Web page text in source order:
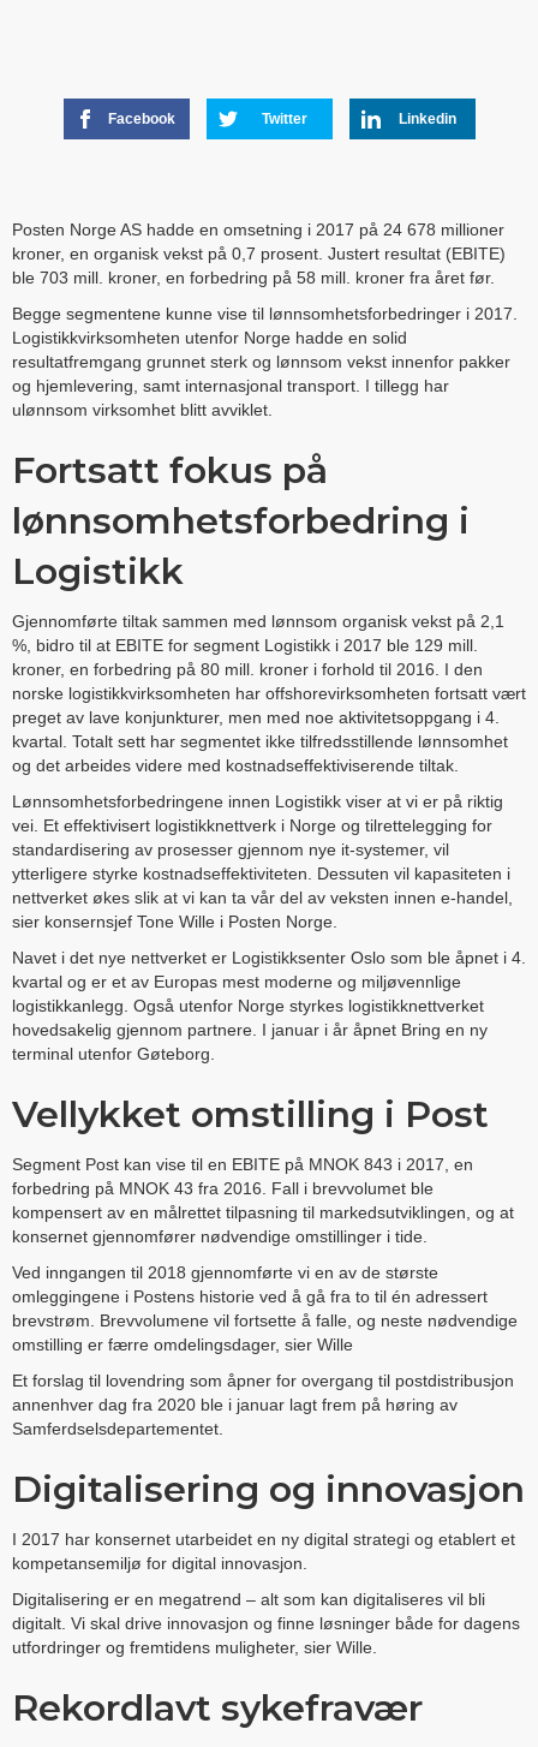
Facebook Twitter Linkedin
Posten Norge AS hadde en omsetning i 2017 på 24 678 millioner
kroner, en organisk vekst på 0,7 prosent. Justert resultat (EBITE)
ble 703 mill. kroner, en forbedring på 58 mill. kroner fra året før.
Begge segmentene kunne vise til lønnsomhetsforbedringer i 2017.
Logistikkvirksomheten utenfor Norge hadde en solid
resultatfremgang grunnet sterk og lønnsom vekst innenfor pakker
og hjemlevering, samt internasjonal transport. I tillegg har
ulønnsom virksomhet blitt avviklet.
Fortsatt fokus på
lønnsomhetsforbedring i
Logistikk
Gjennomførte tiltak sammen med lønnsom organisk vekst på 2,1
%, bidro til at EBITE for segment Logistikk i 2017 ble 129 mill.
kroner, en forbedring på 80 mill. kroner i forhold til 2016. I den
norske logistikkvirksomheten har offshorevirksomheten fortsatt vært
preget av lave konjunkturer, men med noe aktivitetsoppgang i 4.
kvartal. Totalt sett har segmentet ikke tilfredsstillende lønnsomhet
og det arbeides videre med kostnadseffektiviserende tiltak.
Lønnsomhetsforbedringene innen Logistikk viser at vi er på riktig
vei. Et effektivisert logistikknettverk i Norge og tilrettelegging for
standardisering av prosesser gjennom nye it-systemer, vil
ytterligere styrke kostnadseffektiviteten. Dessuten vil kapasiteten i
nettverket økes slik at vi kan ta vår del av veksten innen e-handel,
sier konsernsjef Tone Wille i Posten Norge.
Navet i det nye nettverket er Logistikksenter Oslo som ble åpnet i 4.
kvartal og er et av Europas mest moderne og miljøvennlige
logistikkanlegg. Også utenfor Norge styrkes logistikknettverket
hovedsakelig gjennom partnere. I januar i år åpnet Bring en ny
terminal utenfor Gøteborg.
Vellykket omstilling i Post
Segment Post kan vise til en EBITE på MNOK 843 i 2017, en
forbedring på MNOK 43 fra 2016. Fall i brevvolumet ble
kompensert av en målrettet tilpasning til markedsutviklingen, og at
konsernet gjennomfører nødvendige omstillinger i tide.
Ved inngangen til 2018 gjennomførte vi en av de største
omleggingene i Postens historie ved å gå fra to til én adressert
brevstrøm. Brevvolumene vil fortsette å falle, og neste nødvendige
omstilling er færre omdelingsdager, sier Wille
Et forslag til lovendring som åpner for overgang til postdistribusjon
annenhver dag fra 2020 ble i januar lagt frem på høring av
Samferdselsdepartementet.
Digitalisering og innovasjon
I 2017 har konsernet utarbeidet en ny digital strategi og etablert et
kompetansemiljø for digital innovasjon.
Digitalisering er en megatrend – alt som kan digitaliseres vil bli
digitalt. Vi skal drive innovasjon og finne løsninger både for dagens
utfordringer og fremtidens muligheter, sier Wille.
Rekordlavt sykefravær